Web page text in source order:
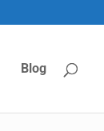
Blog